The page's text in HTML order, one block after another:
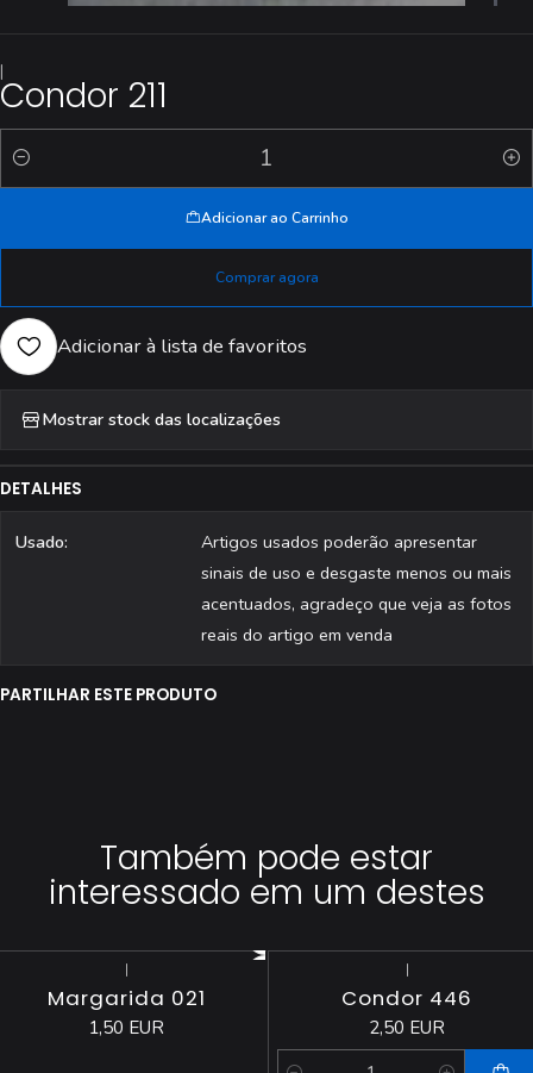
|
Condor 211
Quantidade
Adicionar ao Carrinho
Comprar agora
Adicionar à lista de favoritos
Mostrar stock das localizações
DETALHES
Usado:
Artigos usados poderão apresentar
sinais de uso e desgaste menos ou mais
acentuados, agradeço que veja as fotos
reais do artigo em venda
PARTILHAR ESTE PRODUTO
Também pode estar
interessado em um destes
|
Margarida 021
1,50 EUR
|
Condor 446
2,50 EUR